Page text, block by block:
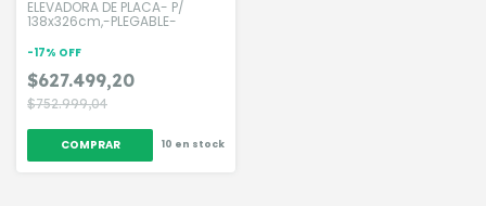
ELEVADORA DE PLACA- P/
138x326cm,-PLEGABLE-
-17% OFF
$627.499,20
$752.999,04
10 en stock